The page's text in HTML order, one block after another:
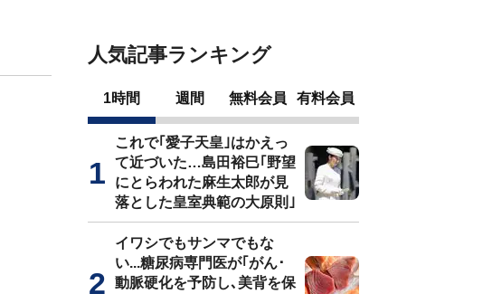
人気記事ランキング
1時間 週間 無料会員 有料会員
これで｢愛子天皇｣はかえっ
て近づいた…島田裕巳｢野望
にとらわれた麻生太郎が見
落とした皇室典範の大原則｣
イワシでもサンマでもな
い...糖尿病専門医が｢がん･
動脈硬化を予防し､美背を保